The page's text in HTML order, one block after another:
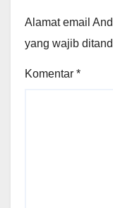
Alamat email
yang wajib
Komentar *